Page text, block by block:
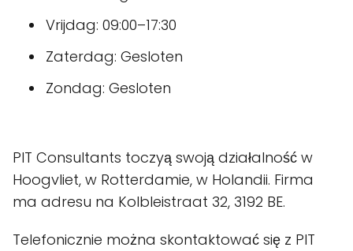
Vrijdag: 09:00–17:30
Zaterdag: Gesloten
Zondag: Gesloten
PIT Consultants toczyą swoją działalność w
Hoogvliet, w Rotterdamie, w Holandii. Firma
ma adresu na Kolbleistraat 32, 3192 BE.
Telefonicznie można skontaktować się z PIT